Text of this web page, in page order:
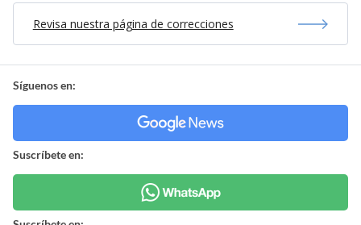
Revisa nuestra página de correcciones
Síguenos en:
Suscríbete en: